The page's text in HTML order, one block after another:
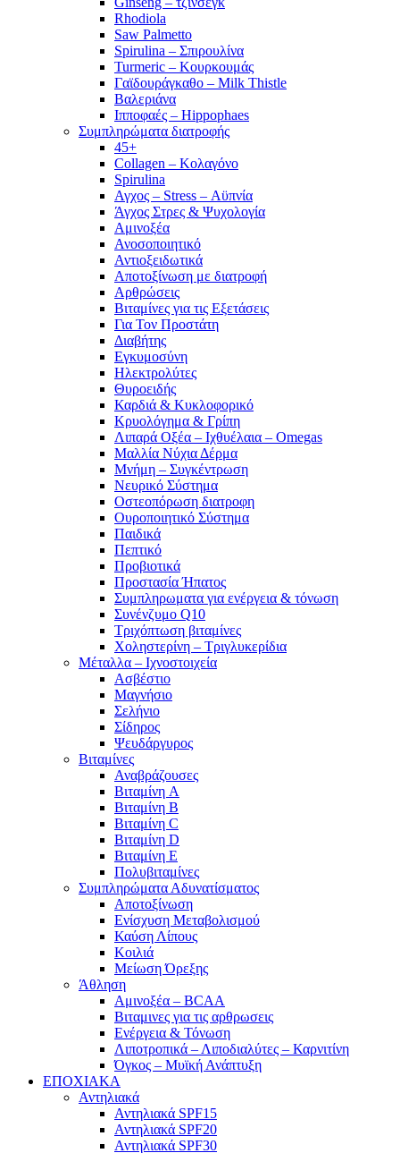
Rhodiola
Saw Palmetto
Spirulina – Σπιρουλίνα
Turmeric – Κουρκουμάς
Γαϊδουράγκαθο – Milk Thistle
Βαλεριάνα
Ιπποφαές – Hippophaes
Συμπληρώματα διατροφής
45+
Collagen – Κολαγόνο
Spirulina
Αγχος – Stress – Αϋπνία
Άγχος Στρες & Ψυχολογία
Αμινοξέα
Ανοσοποιητικό
Αντιοξειδωτικά
Αποτοξίνωση με διατροφή
Αρθρώσεις
Βιταμίνες για τις Εξετάσεις
Για Τον Προστάτη
Διαβήτης
Εγκυμοσύνη
Ηλεκτρολύτες
Θυροειδής
Καρδιά & Κυκλοφορικό
Κρυολόγημα & Γρίπη
Λιπαρά Οξέα – Ιχθυέλαια – Omegas
Μαλλία Νύχια Δέρμα
Μνήμη – Συγκέντρωση
Νευρικό Σύστημα
Οστεοπόρωση διατροφη
Ουροποιητικό Σύστημα
Παιδικά
Πεπτικό
Προβιοτικά
Προστασία Ήπατος
Συμπληρωματα για ενέργεια & τόνωση
Συνένζυμο Q10
Τριχόπτωση βιταμίνες
Χοληστερίνη – Τριγλυκερίδια
Μέταλλα – Ιχνοστοιχεία
Ασβέστιο
Μαγνήσιο
Σελήνιο
Σίδηρος
Ψευδάργυρος
Βιταμίνες
Αναβράζουσες
Βιταμίνη A
Βιταμίνη B
Βιταμίνη C
Βιταμίνη D
Βιταμίνη E
Πολυβιταμίνες
Συμπληρώματα Αδυνατίσματος
Αποτοξίνωση
Ενίσχυση Μεταβολισμού
Καύση Λίπους
Κοιλιά
Μείωση Όρεξης
Άθληση
Αμινοξέα – BCAA
Βιταμινες για τις αρθρωσεις
Ενέργεια & Τόνωση
Λιποτροπικά – Λιποδιαλύτες – Καρνιτίνη
Όγκος – Μυϊκή Ανάπτυξη
ΕΠΟΧΙΑΚΑ
Αντηλιακά
Αντηλιακά SPF15
Αντηλιακά SPF20
Αντηλιακά SPF30